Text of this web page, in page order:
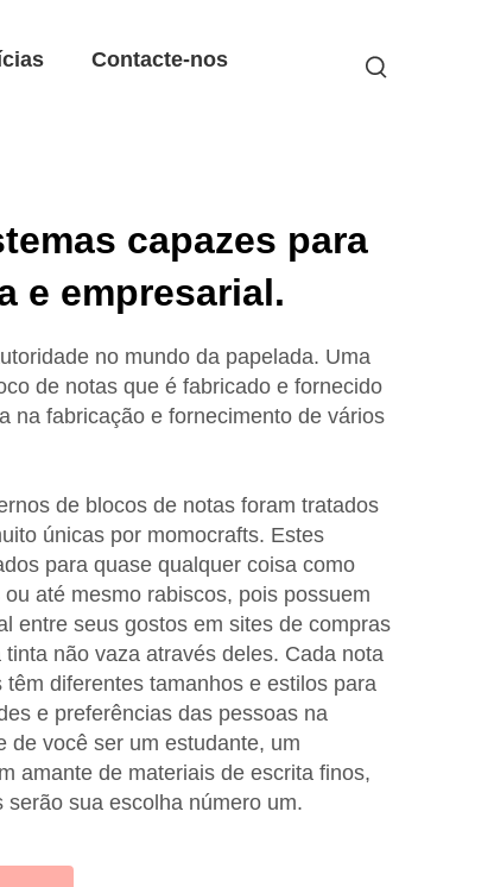
Contacte-nos
capazes para
e empresarial.
no mundo da papelada. Uma
de notas que é fabricado e fornecido
na fabricação e fornecimento de vários
de blocos de notas foram tratados
únicas por momocrafts. Estes
para quase qualquer coisa como
até mesmo rabiscos, pois possuem
entre seus gostos em sites de compras
não vaza através deles. Cada nota
diferentes tamanhos e estilos para
e preferências das pessoas na
de você ser um estudante, um
amante de materiais de escrita finos,
sua escolha número um.